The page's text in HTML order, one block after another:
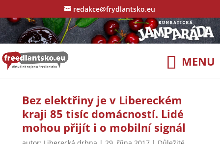
redakce@frydlantsko.eu
Bez elektřiny je v Libereckém
kraji 85 tisíc domácností. Lidé
mohou přijít i o mobilní signál